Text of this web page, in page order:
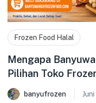
(Pages )
Frozen Food Halal
Mengapa
Pilihan Toko
banyufrozen